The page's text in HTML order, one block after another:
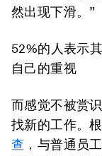
然出现下滑。”
52%的人表示
自己的重视
而感觉不被赏
找新的工作。
查 ，与普通员